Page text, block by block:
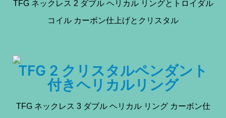
TFG ネックレス 2 ダブル ヘリカル リングとトロイダル
コイル カーボン仕上げとクリスタル
TFG 2 クリスタルペンダント
付きヘリカルリング
TFG ネックレス 3 ダブル ヘリカル リング カーボン仕